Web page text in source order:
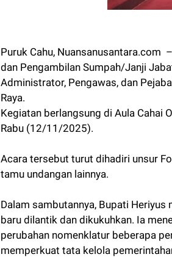
Puruk Cahu, Nuansanusantara.com
dan Pengambilan Sumpah/Janji
Administrator, Pengawas, dan
Raya.
Kegiatan berlangsung di Aula Cahai
Rabu (12/11/2025).
Acara tersebut turut dihadiri unsur
tamu undangan lainnya.
Dalam sambutannya, Bupati
baru dilantik dan dikukuhkan. Ia
perubahan nomenklatur beberapa
memperkuat tata kelola